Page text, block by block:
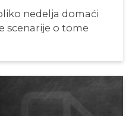
nedelja domaći
scenarije o tome